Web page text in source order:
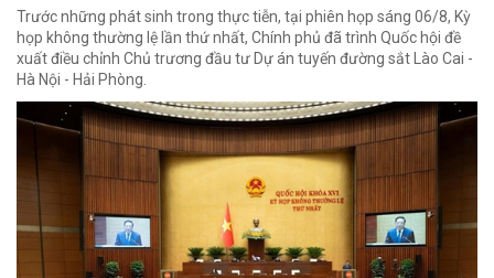
Trước những phát sinh trong thực tiễn, tại phiên họp sáng 06/8, Kỳ
họp không thường lệ lần thứ nhất, Chính phủ đã trình Quốc hội đề
xuất điều chỉnh Chủ trương đầu tư Dự án tuyến đường sắt Lào Cai -
Hà Nội - Hải Phòng.